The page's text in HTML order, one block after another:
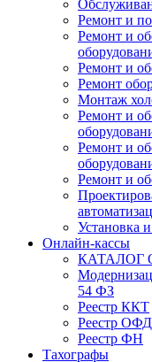
Ремонт и
Ремонт и
Ремонт и
Ремонт
Монтаж
Ремонт и
Ремонт и
Ремонт и
Установка
Онлайн-кассы
КАТАЛОГ
54 ФЗ
Реестр ККТ
Реестр ОФД
Реестр ФН
Тахографы